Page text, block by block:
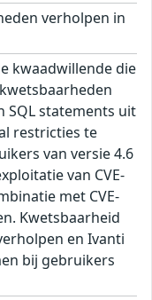
verholpen in
kwaadwillende die
SQL statements uit
restricties te
van versie 4.6
van CVE-
met CVE-
Kwetsbaarheid
en Ivanti
bij gebruikers